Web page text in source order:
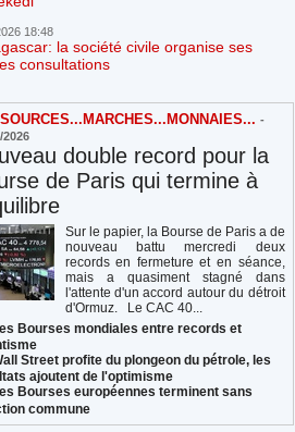
18:48
la société civile organise ses
consultations
-
2026
double record pour la
de Paris qui termine à
Sur le papier, la Bourse de Paris a de
nouveau battu mercredi deux
records en fermeture et en séance,
mais a quasiment stagné dans
l'attente d'un accord autour du détroit
d'Ormuz. Le CAC 40...
Bourses mondiales entre records et
Street profite du plongeon du pétrole, les
ajoutent de l'optimisme
Bourses européennes terminent sans
commune